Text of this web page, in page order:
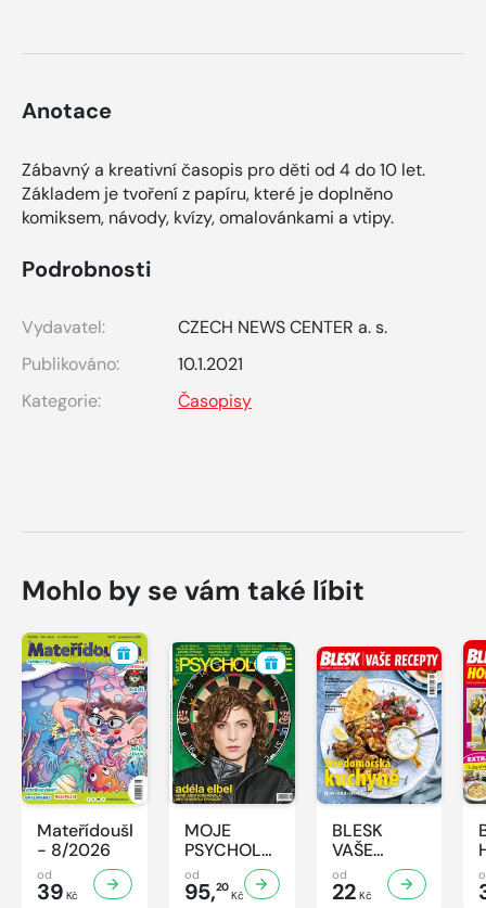
Anotace
Zábavný a kreativní časopis pro děti od 4 do 10 let.
Základem je tvoření z papíru, které je doplněno
komiksem, návody, kvízy, omalovánkami a vtipy.
Podrobnosti
Vydavatel:
CZECH NEWS CENTER a. s.
Publikováno:
10.1.2021
Kategorie:
Časopisy
Mohlo by se vám také líbit
Mateřídouška
- 8/2026
od
39 Kč
MOJE
PSYCHOLOGIE
- 8/2026
od
95,20
Kč
BLESK
VAŠE
RECEPTY -
8/2026
od
22 Kč